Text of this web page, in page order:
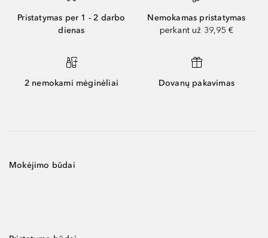
Pristatymas per 1 - 2 darbo
dienas
Nemokamas pristatymas
perkant už 39,95 €
2 nemokami mėginėliai Dovanų pakavimas
Mokėjimo būdai